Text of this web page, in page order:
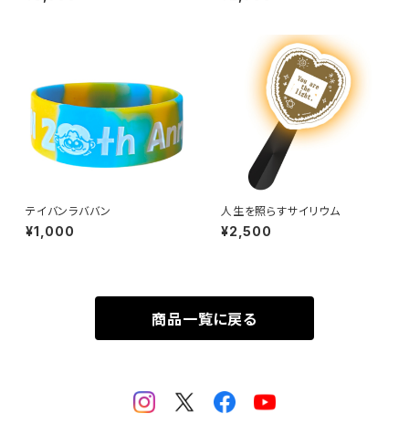
テイバンラババン
¥1,000
人生を照らすサイリウム
¥2,500
商品一覧に戻る